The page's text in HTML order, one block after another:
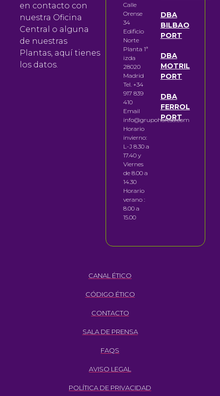
en contacto con
nuestra Oficina
Central o alguna
de nuestras
Plantas, aquí tienes
los datos.
Calle
Orense
34
Edificio
Norte
Planta 1ª
izda
28020
Madrid
Tel. +34
917 839
410
Email
info@grupohafesa.com
Horario
invierno:
L-J 8.30 a
17.40 y
Viernes
de 8.00 a
14.30
Horario
verano :
8.00 a
15.00
DBA
BILBAO
PORT
DBA
MOTRIL
PORT
DBA
FERROL
PORT
CANAL ÉTICO
CÓDIGO ÉTICO
CONTACTO
SALA DE PRENSA
FAQS
AVISO LEGAL
POLÍTICA DE PRIVACIDAD